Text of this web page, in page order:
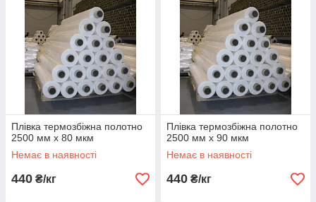
Плівка термозбіжна полотно
2500 мм х 80 мкм
Немає в наявності
440 ₴/кг
Плівка термозбіжна полотно
2500 мм х 90 мкм
Немає в наявності
440 ₴/кг